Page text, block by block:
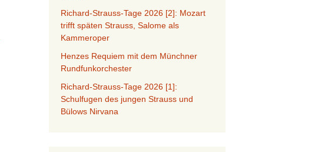
Richard-Strauss-Tage 2026 [2]: Mozart
trifft späten Strauss, Salome als
Kammeroper
Henzes Requiem mit dem Münchner
Rundfunkorchester
Richard-Strauss-Tage 2026 [1]:
Schulfugen des jungen Strauss und
Bülows Nirvana